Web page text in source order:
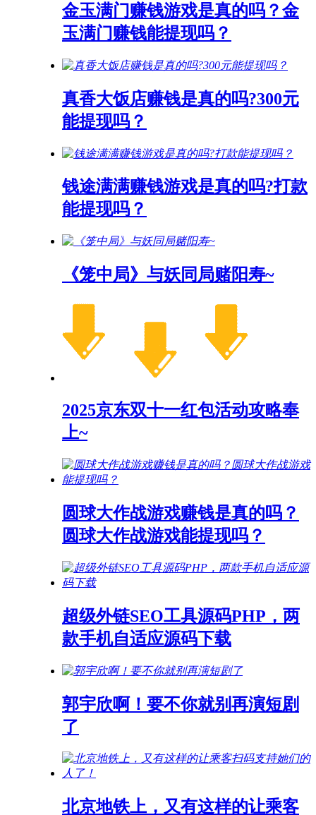
金玉满门赚钱游戏是真的吗？金
玉满门赚钱能提现吗？
真香大饭店赚钱是真的吗?300元
能提现吗？
钱途满满赚钱游戏是真的吗?打款
能提现吗？
《笼中局》与妖同局赌阳寿~
2025京东双十一红包活动攻略奉
上~
圆球大作战游戏赚钱是真的吗？
圆球大作战游戏能提现吗？
超级外链SEO工具源码PHP，两
款手机自适应源码下载
郭宇欣啊！要不你就别再演短剧
了
北京地铁上，又有这样的让乘客